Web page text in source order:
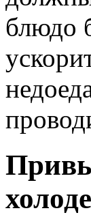
блюдо
холоде